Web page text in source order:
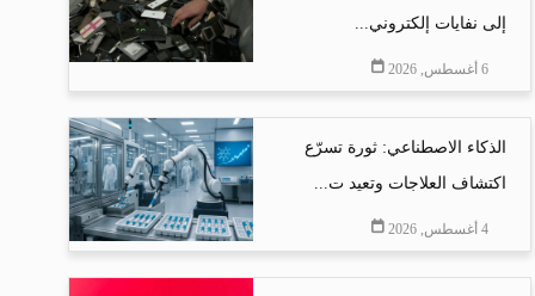
إلى نفايات إلكتروني...
6 أغسطس, 2026
الذكاء الاصطناعي: ثورة تسرّع
اكتشاف العلاجات وتعيد ت...
4 أغسطس, 2026